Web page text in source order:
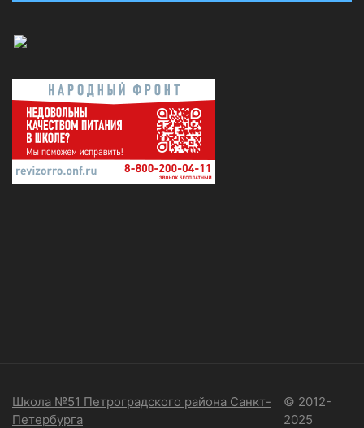
Школа №51 Петроградского района Санкт-
Петербурга
© 2012-
2025